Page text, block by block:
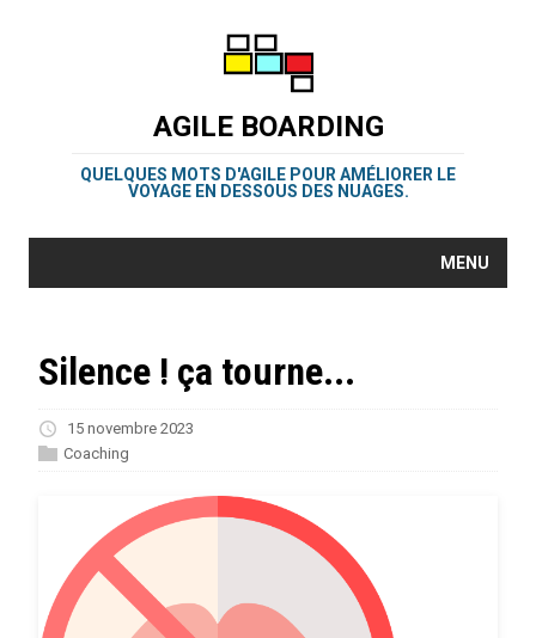
AGILE BOARDING
QUELQUES MOTS D'AGILE POUR AMÉLIORER LE
VOYAGE EN DESSOUS DES NUAGES.
MENU
Silence ! ça tourne...
15 novembre 2023
Coaching